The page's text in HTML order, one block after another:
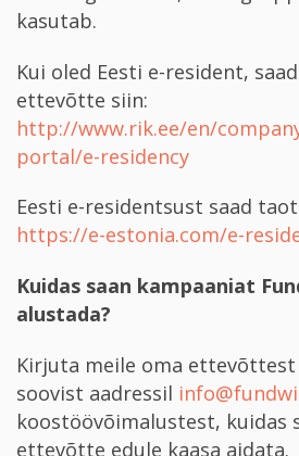
kasutab.
Kui oled Eesti e-­resident,
ettevõtte siin:
http://www.rik.ee/en/
portal/e-residency
Eesti e-­residentsust saad
https://e-estonia.com/e-
Kuidas saan kampaaniat
alustada?
Kirjuta meile oma ettevõttest
soovist aadressil
koostöövõimalustest, kuidas
ettevõtte edule kaasa aidata.